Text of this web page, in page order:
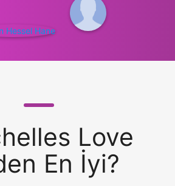
Love
En İyi?